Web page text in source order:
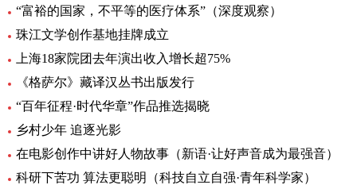
“富裕的国家，不平等的医疗体系”（深度观察）
珠江文学创作基地挂牌成立
上海18家院团去年演出收入增长超75%
《格萨尔》藏译汉丛书出版发行
“百年征程·时代华章”作品推选揭晓
乡村少年 追逐光影
在电影创作中讲好人物故事（新语·让好声音成为最强音）
科研下苦功 算法更聪明（科技自立自强·青年科学家）